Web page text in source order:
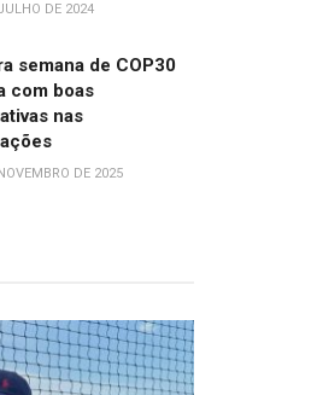
DE 2024
semana de COP30
com boas
nas
DE 2025